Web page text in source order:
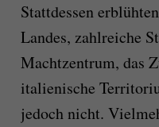
Stattdessen
Landes, zahlreiche
Machtzentrum, das
italienische
jedoch nicht.